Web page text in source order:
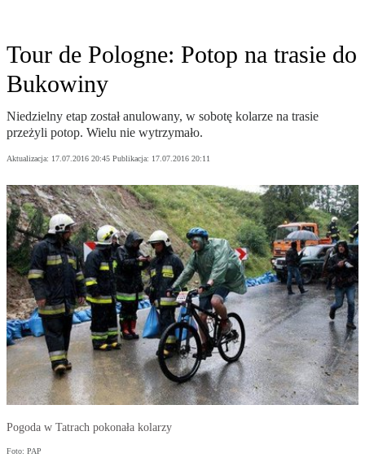
Tour de Pologne: Potop na trasie do
Bukowiny
Niedzielny etap został anulowany, w sobotę kolarze na trasie
przeżyli potop. Wielu nie wytrzymało.
Aktualizacja: 17.07.2016 20:45 Publikacja: 17.07.2016 20:11
Pogoda w Tatrach pokonała kolarzy
Foto: PAP